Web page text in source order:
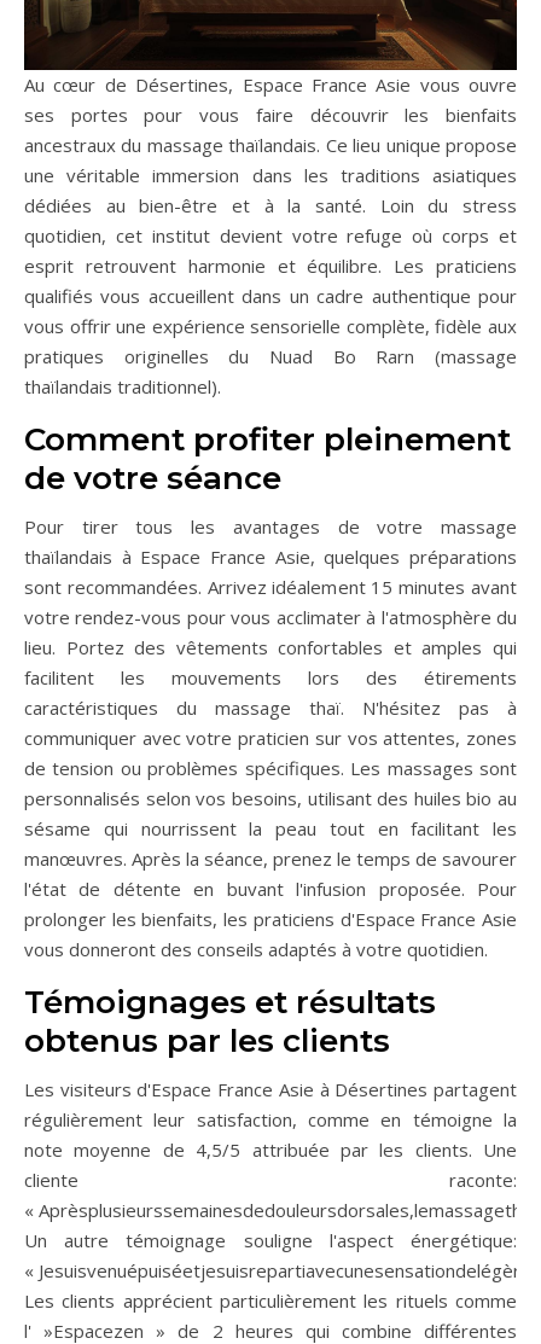
Au cœur de Désertines, Espace France Asie vous ouvre
ses portes pour vous faire découvrir les bienfaits
ancestraux du massage thaïlandais. Ce lieu unique propose
une véritable immersion dans les traditions asiatiques
dédiées au bien-être et à la santé. Loin du stress
quotidien, cet institut devient votre refuge où corps et
esprit retrouvent harmonie et équilibre. Les praticiens
qualifiés vous accueillent dans un cadre authentique pour
vous offrir une expérience sensorielle complète, fidèle aux
pratiques originelles du Nuad Bo Rarn (massage
thaïlandais traditionnel).
Comment profiter pleinement
de votre séance
Pour tirer tous les avantages de votre massage
thaïlandais à Espace France Asie, quelques préparations
sont recommandées. Arrivez idéalement 15 minutes avant
votre rendez-vous pour vous acclimater à l'atmosphère du
lieu. Portez des vêtements confortables et amples qui
facilitent les mouvements lors des étirements
caractéristiques du massage thaï. N'hésitez pas à
communiquer avec votre praticien sur vos attentes, zones
de tension ou problèmes spécifiques. Les massages sont
personnalisés selon vos besoins, utilisant des huiles bio au
sésame qui nourrissent la peau tout en facilitant les
manœuvres. Après la séance, prenez le temps de savourer
l'état de détente en buvant l'infusion proposée. Pour
prolonger les bienfaits, les praticiens d'Espace France Asie
vous donneront des conseils adaptés à votre quotidien.
Témoignages et résultats
obtenus par les clients
Les visiteurs d'Espace France Asie à Désertines partagent
régulièrement leur satisfaction, comme en témoigne la
note moyenne de 4,5/5 attribuée par les clients. Une
cliente raconte:
«
Un autre témoignage souligne l'aspect énergétique:
«
Les clients apprécient particulièrement les rituels comme
l' »Espacezen » de 2 heures qui combine différentes